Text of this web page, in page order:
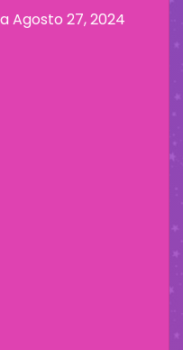
Agosto 27, 2024